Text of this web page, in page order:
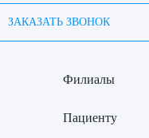
ЗАКАЗАТЬ ЗВОНОК
Филиалы
Пациенту